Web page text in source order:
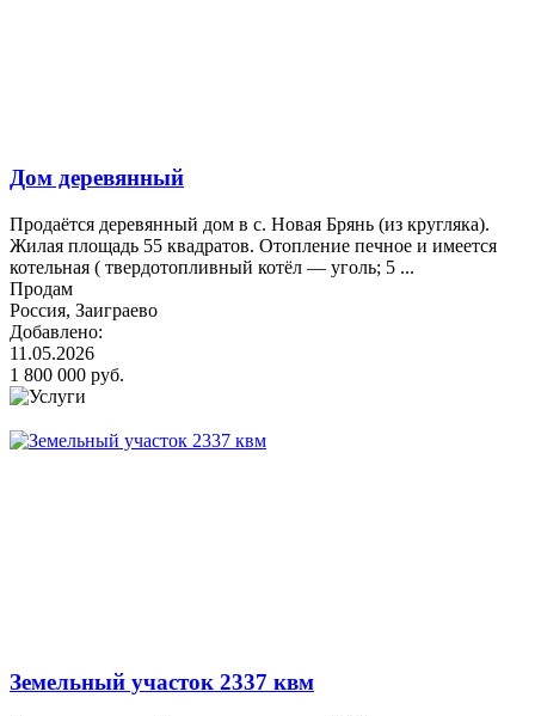
Дом деревянный
Продаётся деревянный дом в с. Новая Брянь (из кругляка).
Жилая площадь 55 квадратов. Отопление печное и имеется
котельная ( твердотопливный котёл — уголь; 5 ...
Продам
Россия, Заиграево
Добавлено:
11.05.2026
1 800 000 руб.
Земельный участок 2337 квм